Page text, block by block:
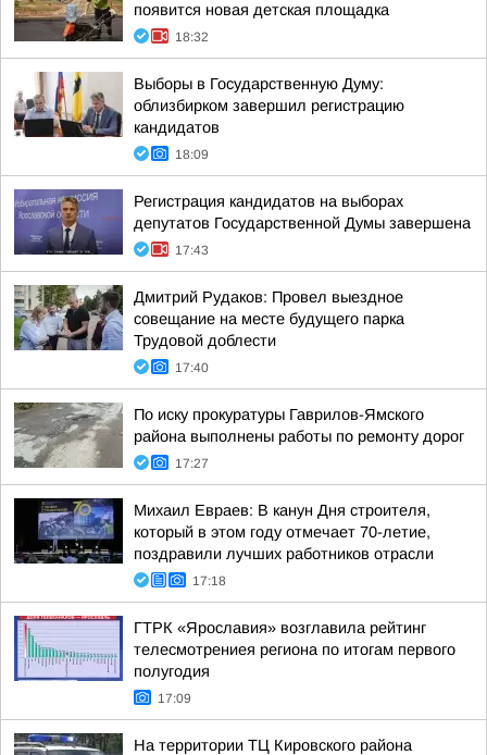
появится новая детская площадка
18:32
Выборы в Государственную Думу:
облизбирком завершил регистрацию
кандидатов
18:09
Регистрация кандидатов на выборах
депутатов Государственной Думы завершена
17:43
Дмитрий Рудаков: Провел выездное
совещание на месте будущего парка
Трудовой доблести
17:40
По иску прокуратуры Гаврилов-Ямского
района выполнены работы по ремонту дорог
17:27
Михаил Евраев: В канун Дня строителя,
который в этом году отмечает 70-летие,
поздравили лучших работников отрасли
17:18
ГТРК «Ярославия» возглавила рейтинг
телесмотрениея региона по итогам первого
полугодия
17:09
На территории ТЦ Кировского района